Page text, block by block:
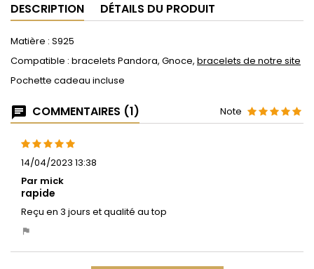
DESCRIPTION DÉTAILS DU PRODUIT
Matière : S925
Compatible : bracelets Pandora, Gnoce, bracelets de notre site
Pochette cadeau incluse
COMMENTAIRES (1) Note
14/04/2023 13:38
Par mick
rapide
Reçu en 3 jours et qualité au top